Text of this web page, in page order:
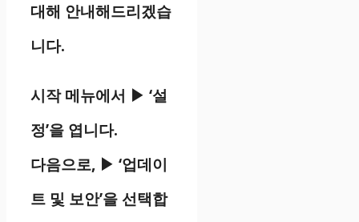
대해 안내해드리겠습
니다.
시작 메뉴에서 ▶ ‘설
정’을 엽니다.
다음으로, ▶ ‘업데이
트 및 보안’을 선택합